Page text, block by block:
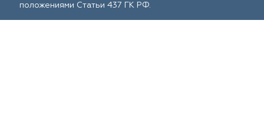
положениями Статьи 437 ГК РФ.